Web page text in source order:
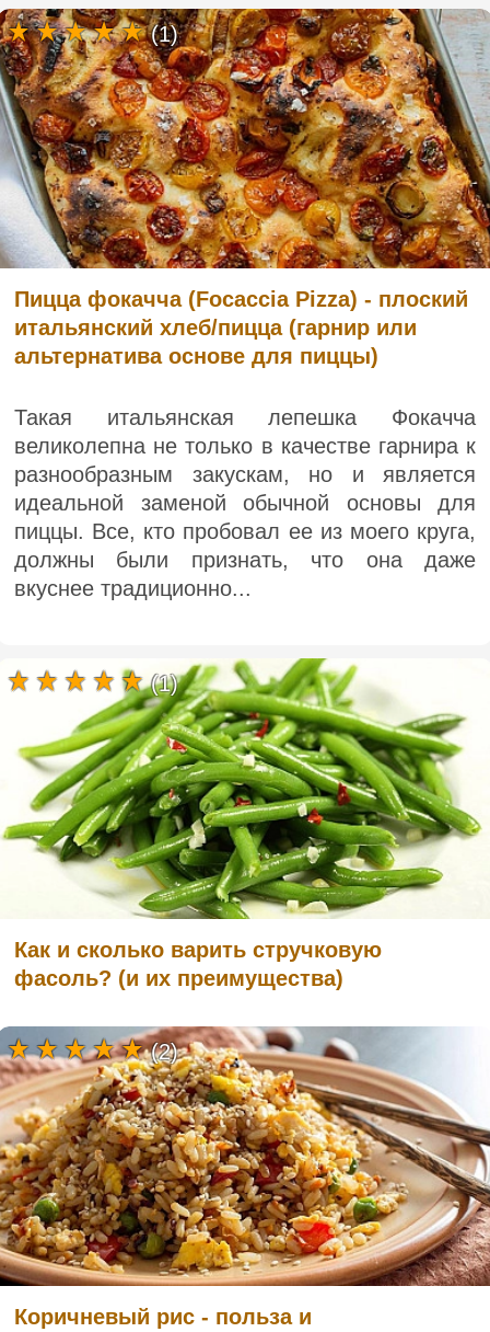
Пицца фокачча (Focaccia Pizza) - плоский
итальянский хлеб/пицца (гарнир или
альтернатива основе для пиццы)
Такая итальянская лепешка Фокачча
великолепна не только в качестве гарнира к
разнообразным закускам, но и является
идеальной заменой обычной основы для
пиццы. Все, кто пробовал ее из моего круга,
должны были признать, что она даже
вкуснее традиционно...
(1)
Как и сколько варить стручковую
фасоль? (и их преимущества)
(1)
Коричневый рис - польза и
(2)